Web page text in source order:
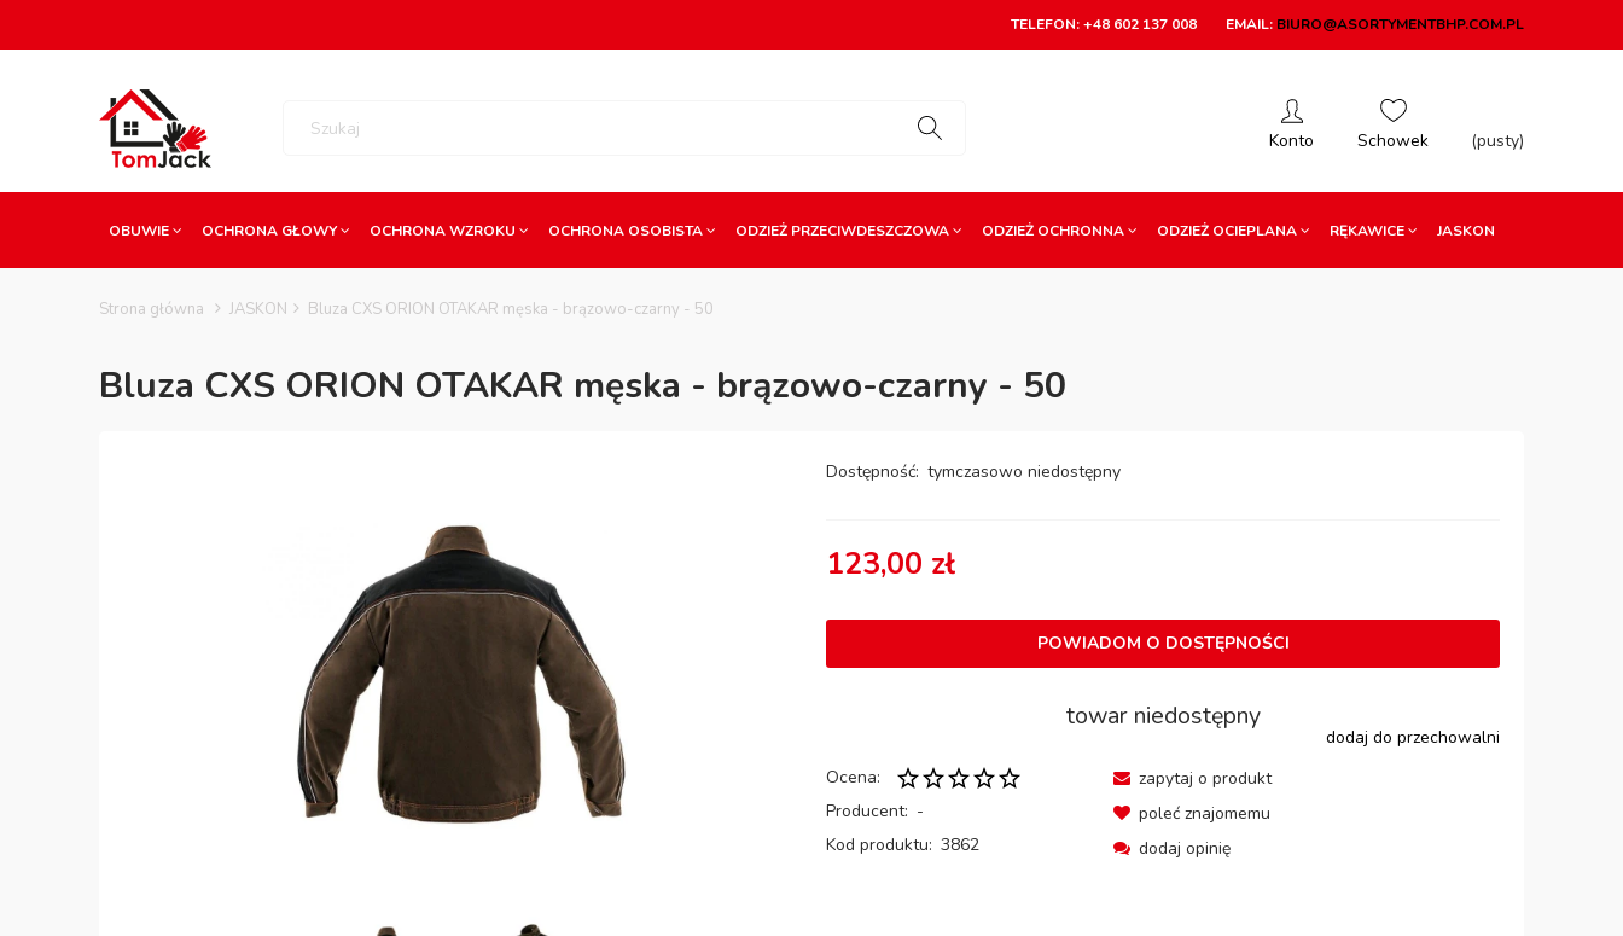
TELEFON: +48 602 137 008 EMAIL: BIURO@ASORTYMENTBHP.COM.PL
(pusty)
OBUWIE OCHRONA GŁOWY OCHRONA WZROKU OCHRONA OSOBISTA ODZIEŻ PRZECIWDESZCZOWA ODZIEŻ OCHRONNA ODZIEŻ OCIEPLANA RĘKAWICE JASKON
Strona główna JASKON Bluza CXS ORION OTAKAR męska - brązowo-czarny - 50
Bluza CXS ORION OTAKAR męska - brązowo-czarny - 50
Dostępność: tymczasowo niedostępny
123,00 zł
POWIADOM O DOSTĘPNOŚCI
towar niedostępny
dodaj do przechowalni
Ocena:
Producent: -
Kod produktu: 3862
zapytaj o produkt
poleć znajomemu
dodaj opinię